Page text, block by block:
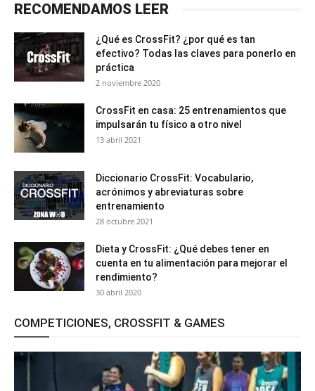
RECOMENDAMOS LEER
¿Qué es CrossFit? ¿por qué es tan
efectivo? Todas las claves para ponerlo en
práctica
2 noviembre 2020
CrossFit en casa: 25 entrenamientos que
impulsarán tu físico a otro nivel
13 abril 2021
Diccionario CrossFit: Vocabulario,
acrónimos y abreviaturas sobre
entrenamiento
28 octubre 2021
Dieta y CrossFit: ¿Qué debes tener en
cuenta en tu alimentación para mejorar el
rendimiento?
30 abril 2020
COMPETICIONES, CROSSFIT & GAMES